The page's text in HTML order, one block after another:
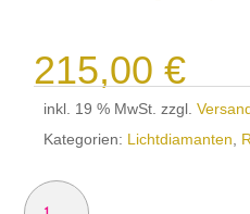
215,00€
inkl. 19 % MwSt. zzgl.
Kategorien: Lichtdiamanten,
DRACHEN-